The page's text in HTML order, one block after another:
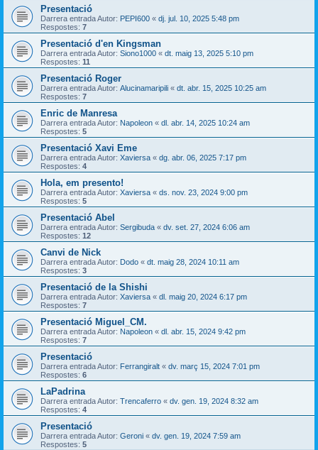
Presentació
Darrera entrada Autor: PEPI600 « dj. jul. 10, 2025 5:48 pm
Respostes: 7
Presentació d'en Kingsman
Darrera entrada Autor: Siono1000 « dt. maig 13, 2025 5:10 pm
Respostes: 11
Presentació Roger
Darrera entrada Autor: Alucinamaripili « dt. abr. 15, 2025 10:25 am
Respostes: 7
Enric de Manresa
Darrera entrada Autor: Napoleon « dl. abr. 14, 2025 10:24 am
Respostes: 5
Presentació Xavi Eme
Darrera entrada Autor: Xaviersa « dg. abr. 06, 2025 7:17 pm
Respostes: 4
Hola, em presento!
Darrera entrada Autor: Xaviersa « ds. nov. 23, 2024 9:00 pm
Respostes: 5
Presentació Abel
Darrera entrada Autor: Sergibuda « dv. set. 27, 2024 6:06 am
Respostes: 12
Canvi de Nick
Darrera entrada Autor: Dodo « dt. maig 28, 2024 10:11 am
Respostes: 3
Presentació de la Shishi
Darrera entrada Autor: Xaviersa « dl. maig 20, 2024 6:17 pm
Respostes: 7
Presentació Miguel_CM.
Darrera entrada Autor: Napoleon « dl. abr. 15, 2024 9:42 pm
Respostes: 7
Presentació
Darrera entrada Autor: Ferrangiralt « dv. març 15, 2024 7:01 pm
Respostes: 6
LaPadrina
Darrera entrada Autor: Trencaferro « dv. gen. 19, 2024 8:32 am
Respostes: 4
Presentació
Darrera entrada Autor: Geroni « dv. gen. 19, 2024 7:59 am
Respostes: 5